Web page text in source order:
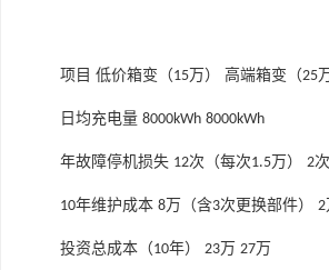
项目 低价箱变（15万） 高端箱变（25
日均充电量 8000kWh 8000kWh
年故障停机损失 12次（每次1.5万） 2
10年维护成本 8万（含3次更换部件） 2
投资总成本（10年） 23万 27万